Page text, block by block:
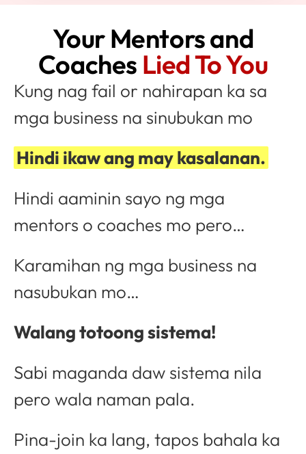
Your Mentors and
Coaches Lied To You
Kung nag fail or nahirapan ka sa
mga business na sinubukan mo
Hindi ikaw ang may kasalanan.
Hindi aaminin sayo ng mga
mentors o coaches mo pero…
Karamihan ng mga business na
nasubukan mo…
Walang totoong sistema!
Sabi maganda daw sistema nila
pero wala naman pala.
Pina-join ka lang, tapos bahala ka